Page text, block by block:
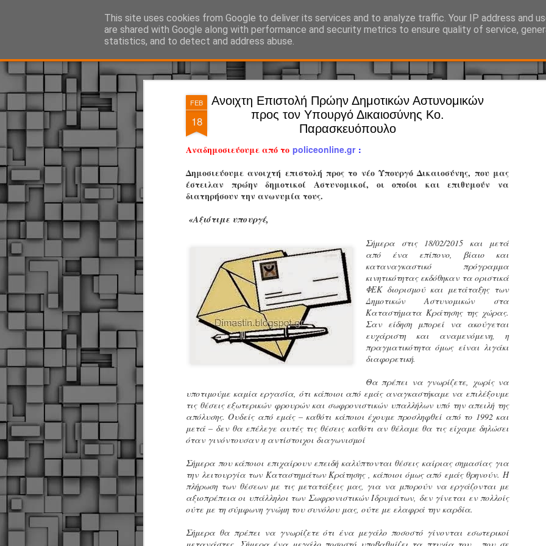
FEB
18
Ανοιχτη Επιστολή Πρώην Δημοτικών Αστυνομικών
προς τον Υπουργό Δικαιοσύνης Κο.
Παρασκευόπουλο
Αναδημοσιεύουμε από το policeonline.gr:
Δημοσιεύουμε ανοιχτή επιστολή προς το νέο Υπουργό Δικαιοσύνης, που μας
έστειλαν πρώην δημοτικοί Αστυνομικοί, οι οποίοι και επιθυμούν να
διατηρήσουν την ανωνυμία τους.
«Αξιότιμε υπουργέ,
Σήμερα στις 18/02/2015 και μετά
από ένα επίπονο, βίαιο και
καταναγκαστικό πρόγραμμα
κινητικότητας εκδόθηκαν τα οριστικά
ΦΕΚ διορισμού και μετάταξης των
Δημοτικών Αστυνομικών στα
Καταστήματα Κράτησης της χώρας.
Σαν είδηση μπορεί να ακούγεται
ευχάριστη και αναμενόμενη, η
πραγματικότητα όμως είναι λιγάκι
διαφορετική.
Θα πρέπει να γνωρίζετε, χωρίς να
υποτιμούμε καμία εργασία, ότι κάποιοι από εμάς αναγκαστήκαμε να επιλέξουμε
τις θέσεις εξωτερικών φρουρών και σωφρονιστικών υπαλλήλων υπό την απειλή της
απόλυσης. Ουδείς από εμάς – καθότι κάποιοι έχουμε προσληφθεί από το 1992 και
μετά – δεν θα επέλεγε αυτές τις θέσεις καθότι αν θέλαμε θα τις είχαμε δηλώσει
όταν γινόντουσαν η αντίστοιχοι διαγωνισμοί
Σήμερα που κάποιοι επιχαίρουν επειδή καλύπτονται θέσεις καίριας σημασίας για
την λειτουργία των Καταστημάτων Κράτησης , κάποιοι όμως από εμάς θρηνούν. Η
πλήρωση των θέσεων με τις μετατάξεις μας, για να μπορούν να εργάζονται με
αξιοπρέπεια οι υπάλληλοι των Σωφρονιστικών Ιδρυμάτων, δεν γίνεται εν πολλοίς
ούτε με τη σύμφωνη γνώμη του συνόλου μας, ούτε με ελαφρά την καρδία.
Σήμερα θα πρέπει να γνωρίζετε ότι ένα μεγάλο ποσοστό γίνονται εσωτερικοί
This site uses cookies from Google to deliver its services and to analyze traffic. Your IP address and
are shared with Google along with performance and security metrics to ensure quality of service,
statistics, and to detect and address abuse.
ΔΗΜΟΤΙΚΗ ΑΣΤΥΝΟΜΙΑ, τα νέα! Ό, τι συμβαίνει γύρω από τη Δημοτική Αστυνομία, την τοπική
JUL
Άργος -
Ξεκινά επίσημα η
χώρους.
Η νέα υπηρεσία θα
εκπαιδευμένους
ήδη ολοκληρώσει την
είναι έτοιμοι να
Στο πλαίσιο της
ολοκαίνουργια
τις περιπολίες και τις
JUN
Δήμος Κοζάνης :
Αναμνηστικά
JUN
Απολογισμός των
ελέγχων σε ιδιοκτήτες
JUN
Δημοτική Αστυνομία
Θεσσαλονίκης: Ένταση